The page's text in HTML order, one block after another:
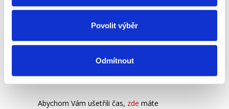
Povolit výběr
Odmítnout
účtu, popřípadě vybrat možnost vyplácení
peněžní poukázkou, kterou Vám odešlou
Jak si vypočítat kolik budu
mít za ošetřovné?
Abychom Vám ušetřili čas, zde máte